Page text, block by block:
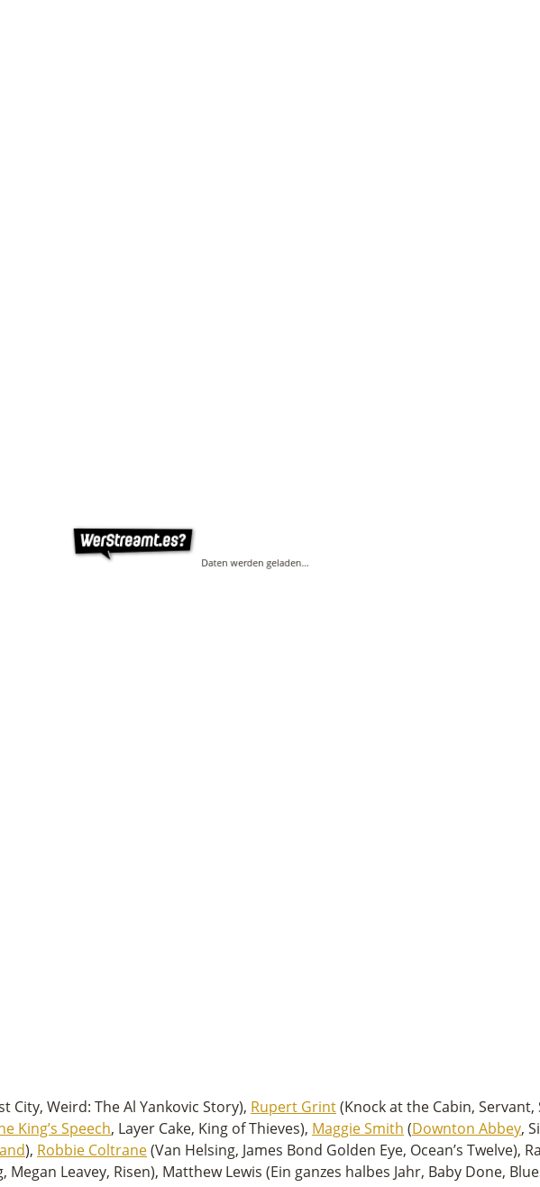
Daten werden geladen…
City, Weird: The Al Yankovic Story), Rupert Grint(Knock at the Cabin, Servant,
King’s Speech, Layer Cake, King of Thieves), Maggie Smith (Downton Abbey,
), Robbie Coltrane(Van Helsing, James Bond Golden Eye, Ocean’s Twelve),
Megan Leavey, Risen), Matthew Lewis (Ein ganzes halbes Jahr, Baby Done,